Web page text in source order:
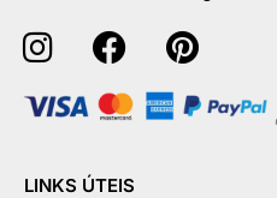
LINKS ÚTEIS